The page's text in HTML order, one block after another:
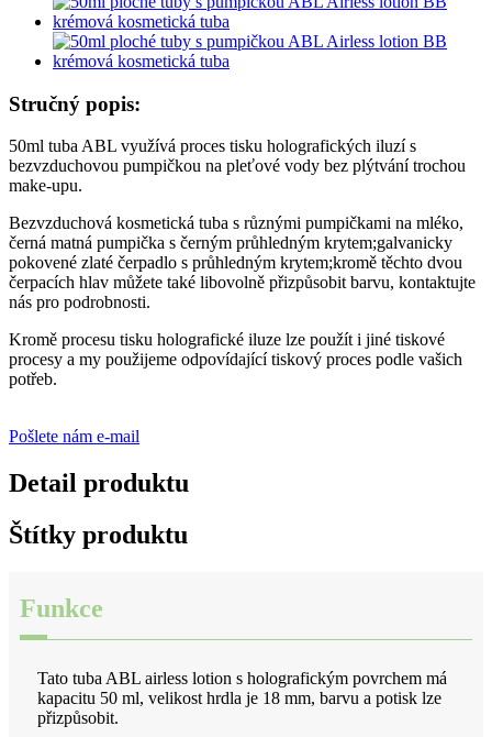
Stručný popis:
50ml tuba ABL využívá proces tisku holografických iluzí s
bezvzduchovou pumpičkou na pleťové vody bez plýtvání trochou
make-upu.
Bezvzduchová kosmetická tuba s různými pumpičkami na mléko,
černá matná pumpička s černým průhledným krytem;galvanicky
pokovené zlaté čerpadlo s průhledným krytem;kromě těchto dvou
čerpacích hlav můžete také libovolně přizpůsobit barvu, kontaktujte
nás pro podrobnosti.
Kromě procesu tisku holografické iluze lze použít i jiné tiskové
procesy a my použijeme odpovídající tiskový proces podle vašich
potřeb.
Pošlete nám e-mail
Detail produktu
Štítky produktu
Funkce
Tato tuba ABL airless lotion s holografickým povrchem má
kapacitu 50 ml, velikost hrdla je 18 mm, barvu a potisk lze
přizpůsobit.